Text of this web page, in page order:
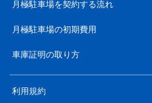
月極駐車場を契約する流れ
月極駐車場の初期費用
車庫証明の取り方
利用規約